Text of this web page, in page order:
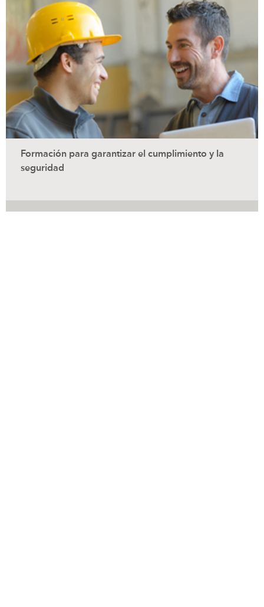
Formación para garantizar el cumplimiento y la
seguridad